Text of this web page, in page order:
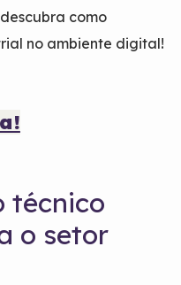
como
no ambiente digital!
técnico
o setor